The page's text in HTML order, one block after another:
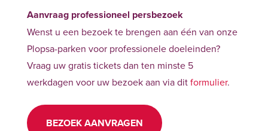
Aanvraag professioneel persbezoek
Wenst u een bezoek te brengen aan één van onze
Plopsa-parken voor professionele doeleinden?
Vraag uw gratis tickets dan ten minste 5
werkdagen voor uw bezoek aan via ditformulier.
BEZOEK AANVRAGEN